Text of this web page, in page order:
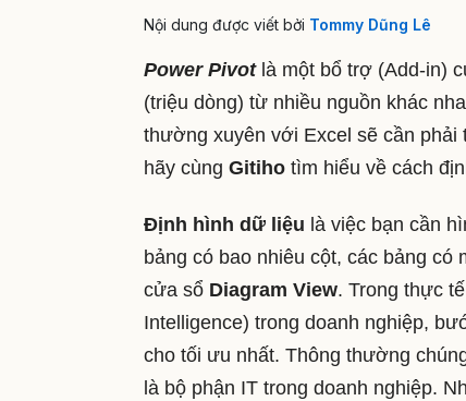
Nội dung được viết bởi Tommy Dũng Lê
Power Pivotlà một bổ trợ (Add-in)
(triệu dòng) từ nhiều nguồn khác
thường xuyên với Excel sẽ cần phải
hãy cùng Gitiho tìm hiểu về cách
Định hình dữ liệu là việc bạn cần
bảng có bao nhiêu cột, các bảng
cửa sổ Diagram View. Trong thực
Intelligence) trong doanh nghiệp,
cho tối ưu nhất. Thông thường
là bộ phận IT trong doanh nghiệp.